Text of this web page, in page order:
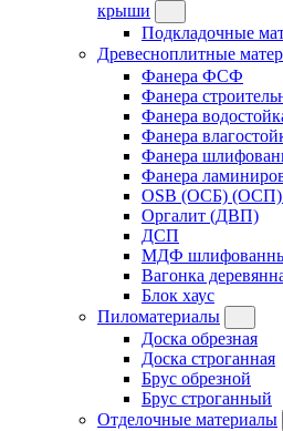
крыши
Подкладочные
Древесноплитные
Фанера ФСФ
Фанера
Фанера
Фанера
Фанера
Фанера
OSB (ОСБ) (ОСП)
Оргалит (ДВП)
ДСП
МДФ
Вагонка
Блок хаус
Пиломатериалы
Доска обрезная
Доска строганная
Брус обрезной
Брус строганный
Отделочные материалы